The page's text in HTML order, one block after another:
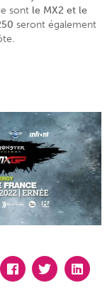
sont le MX2 et le
seront également